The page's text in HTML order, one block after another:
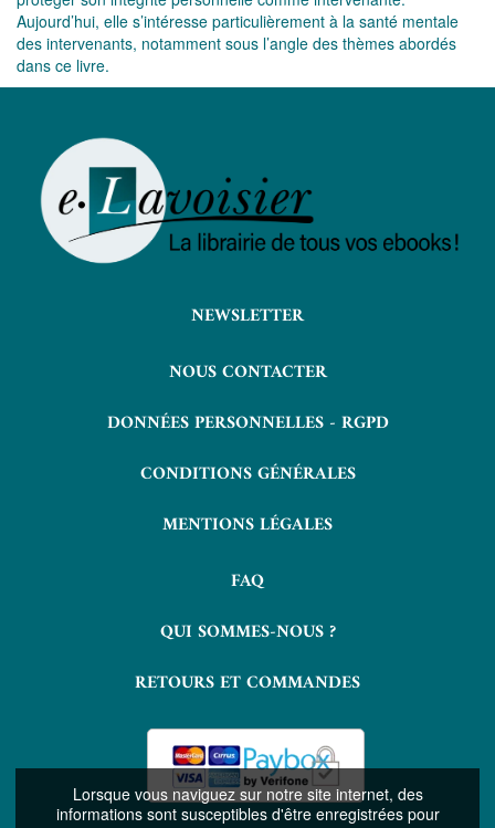
Lorsque vous naviguez sur notre site internet, des
informations sont susceptibles d'être enregistrées pour
Aujourd’hui, elle s’intéresse particulièrement à la santé mentale
des intervenants, notamment sous l’angle des thèmes abordés
dans ce livre.
NEWSLETTER
NOUS CONTACTER
DONNÉES PERSONNELLES - RGPD
CONDITIONS GÉNÉRALES
MENTIONS LÉGALES
FAQ
QUI SOMMES-NOUS ?
RETOURS ET COMMANDES